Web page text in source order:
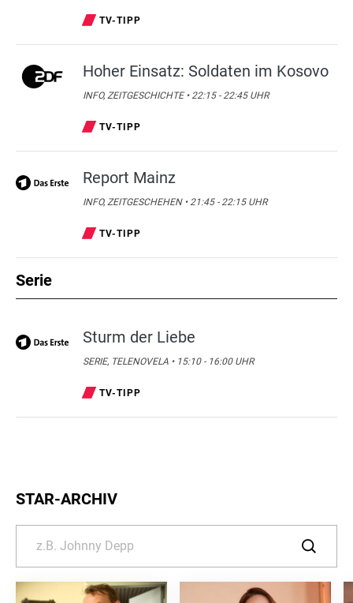
TV-TIPP
Hoher Einsatz: Soldaten im Kosovo
INFO, ZEITGESCHICHTE • 22:15 - 22:45 UHR
TV-TIPP
Report Mainz
INFO, ZEITGESCHEHEN • 21:45 - 22:15 UHR
TV-TIPP
Serie
Sturm der Liebe
SERIE, TELENOVELA • 15:10 - 16:00 UHR
TV-TIPP
STAR-ARCHIV